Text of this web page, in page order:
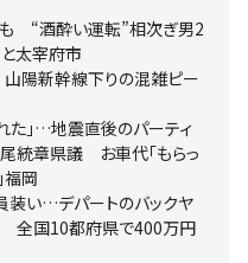
も “酒酔い運転”相次ぎ男2
太宰府市
陽新幹線下りの混雑ピー
た」…地震直後のパーティ
尾統章県議 お車代「もらっ
福岡
い…デパートのバックヤ
全国10都府県で400万円